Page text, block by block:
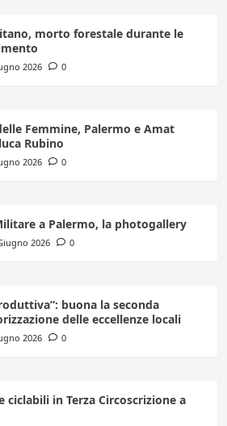
morto forestale durante le
2026 0
Femmine, Palermo e Amat
Rubino
2026 0
a Palermo, la photogallery
2026 0
buona la seconda
delle eccellenze locali
2026 0
ciclabili in Terza Circoscrizione a